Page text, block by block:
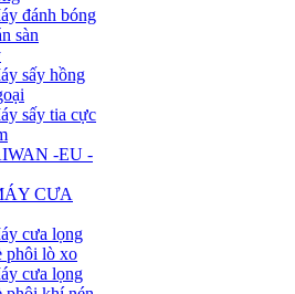
đánh bóng
sàn
sấy hồng
sấy tia cực
-EU -
CƯA
cưa lọng
phôi lò xo
cưa lọng